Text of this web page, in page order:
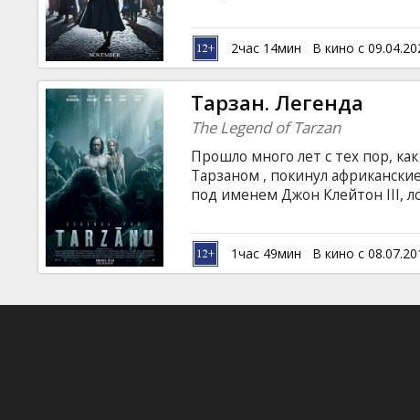
сорвать планы злобного мага,
бывшему студенту Ньюту
подозревая, какая опасность
субтитрами на латышском и
2час 14мин В кино с
Тарзан. Легенда
The Legend of Tarzan
Прошло много лет с тех пор,
Тарзаном , покинул
под именем Джон Клейтон III,
джунгли, ведь парламент
возглавить торговую миссию в
приглашением вновь
на латышском и русском
1час 49мин В кино с